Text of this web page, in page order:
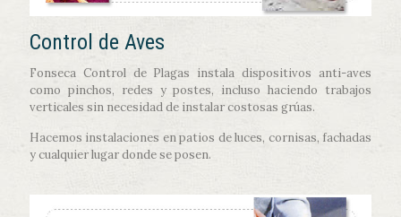
Control de Aves
Fonseca Control de Plagas instala dispositivos anti-aves
como pinchos, redes y postes, incluso haciendo trabajos
verticales sin necesidad de instalar costosas grúas.
Hacemos instalaciones en patios de luces, cornisas, fachadas
y cualquier lugar donde se posen.